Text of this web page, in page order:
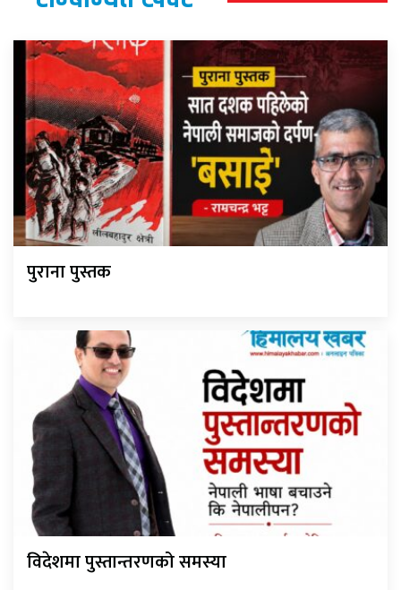
पुराना पुस्तक
विदेशमा पुस्तान्तरणको समस्या